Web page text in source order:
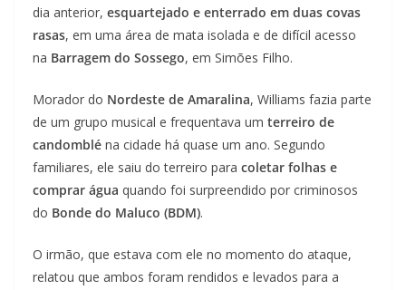
dia anterior, esquartejado e enterrado em duas covas
rasas, em uma área de mata isolada e de difícil acesso
na Barragem do Sossego, em Simões Filho.
Morador do Nordeste de Amaralina, Williams fazia parte
de um grupo musical e frequentava um terreiro de
candomblé na cidade há quase um ano. Segundo
familiares, ele saiu do terreiro para coletar folhas e
comprar água quando foi surpreendido por criminosos
do Bonde do Maluco (BDM).
O irmão, que estava com ele no momento do ataque,
relatou que ambos foram rendidos e levados para a